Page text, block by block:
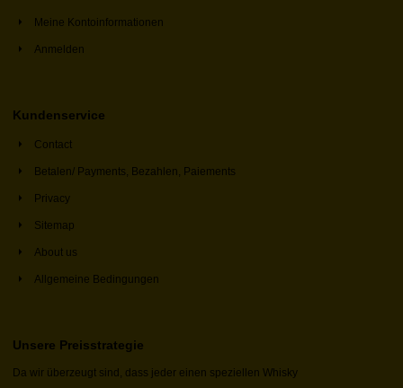
Meine Kontoinformationen
Anmelden
Kundenservice
Contact
Betalen/ Payments, Bezahlen, Paiements
Privacy
Sitemap
About us
Allgemeine Bedingungen
Unsere Preisstrategie
Da wir überzeugt sind, dass jeder einen speziellen Whisky